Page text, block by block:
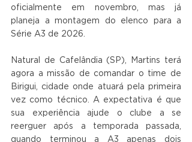
oficialmente em novembro, mas já
planeja a montagem do elenco para a
Série A3 de 2026.
Natural de Cafelândia (SP), Martins terá
agora a missão de comandar o time de
Birigui, cidade onde atuará pela primeira
vez como técnico. A expectativa é que
sua experiência ajude o clube a se
reerguer após a temporada passada,
quando terminou a A3 apenas dois